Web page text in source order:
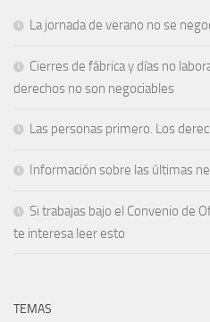
La jornada de verano no se
Cierres de fábrica y días no
derechos no son negociables
Las personas primero. Los
Información sobre las últimas
Si trabajas bajo el Convenio de
te interesa leer esto
TEMAS